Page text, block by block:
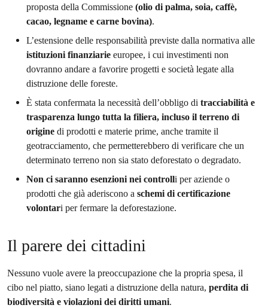
proposta della Commissione (olio di palma, soia, caffè,
cacao, legname e carne bovina).
L’estensione delle responsabilità previste dalla normativa alle
istituzioni finanziarie europee, i cui investimenti non
dovranno andare a favorire progetti e società legate alla
distruzione delle foreste.
È stata confermata la necessità dell’obbligo di tracciabilità e
trasparenza lungo tutta la filiera, incluso il terreno di
origine di prodotti e materie prime, anche tramite il
geotracciamento, che permetterebbero di verificare che un
determinato terreno non sia stato deforestato o degradato.
Non ci saranno esenzioni nei controlli per aziende o
prodotti che già aderiscono a schemi di certificazione
volontari per fermare la deforestazione.
Il parere dei cittadini
Nessuno vuole avere la preoccupazione che la propria spesa, il
cibo nel piatto, siano legati a distruzione della natura, perdita di
biodiversità e violazioni dei diritti umani.